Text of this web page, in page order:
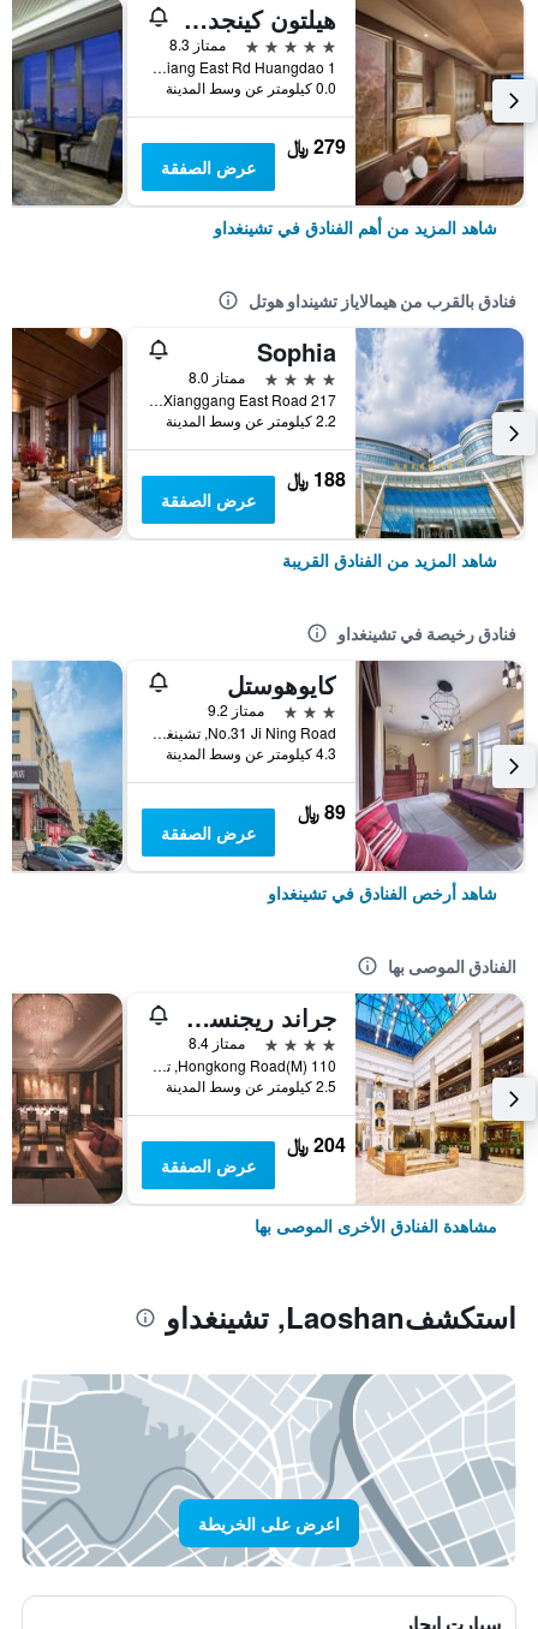
هيلتون كينجداو جولدين بيتش
5 نجوم
ممتاز 8.3
1 Jia Liang Jiang East Rd Huangdao, تشينغداو, الصين
0.0 كيلومتر عن وسط المدينة
279 ﷼
عرض الصفقة
شاهد المزيد من أهم الفنادق في تشينغداو
فنادق بالقرب من هيمالاياز تشينداو هوتل
Sophia
4 نجوم
ممتاز 8.0
217 Xianggang East Road, تشينغداو, الصين
2.2 كيلومتر عن وسط المدينة
188 ﷼
عرض الصفقة
شاهد المزيد من الفنادق القريبة
فنادق رخيصة في تشينغداو
كايوهوستل
3 نجوم
ممتاز 9.2
No.31 Ji Ning Road, تشينغداو, الصين
4.3 كيلومتر عن وسط المدينة
89 ﷼
عرض الصفقة
شاهد أرخص الفنادق في تشينغداو
الفنادق الموصى بها
جراند ريجنسي هوتل
4 نجوم
ممتاز 8.4
110 Hongkong Road(M), تشينغداو, الصين
2.5 كيلومتر عن وسط المدينة
204 ﷼
عرض الصفقة
مشاهدة الفنادق الأخرى الموصى بها
استكشفLaoshan, تشينغداو
اعرض على الخريطة